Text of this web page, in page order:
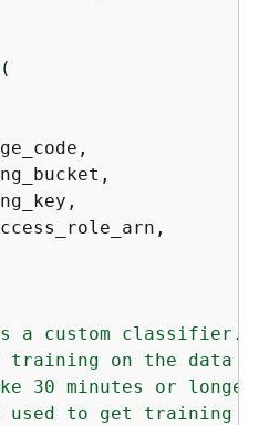
(
a custom classifier.
training on the data
30 minutes or
used to get training